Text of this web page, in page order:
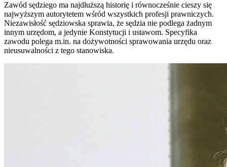
Zawód sędziego ma najdłuższą historię i równocześnie cieszy się
najwyższym autorytetem wśród wszystkich profesji prawniczych.
Niezawisłość sędziowska sprawia, że sędzia nie podlega żadnym
innym urzędom, a jedynie Konstytucji i ustawom. Specyfika
zawodu polega m.in. na dożywotności sprawowania urzędu oraz
nieusuwalności z tego stanowiska.